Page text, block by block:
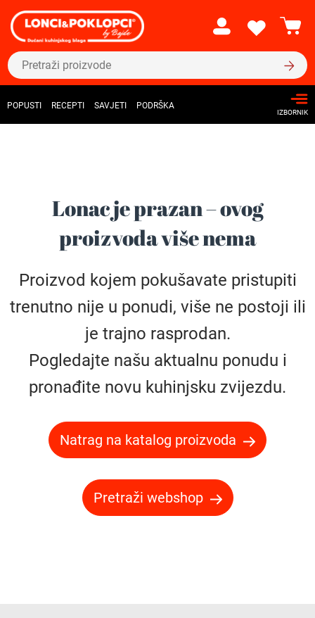
POPUSTI RECEPTI SAVJETI PODRŠKA
IZBORNIK
Lonac je prazan – ovog
proizvoda više nema
Proizvod kojem pokušavate pristupiti
trenutno nije u ponudi, više ne postoji ili
je trajno rasprodan.
Pogledajte našu aktualnu ponudu i
pronađite novu kuhinjsku zvijezdu.
Natrag na katalog proizvoda
Pretraži webshop